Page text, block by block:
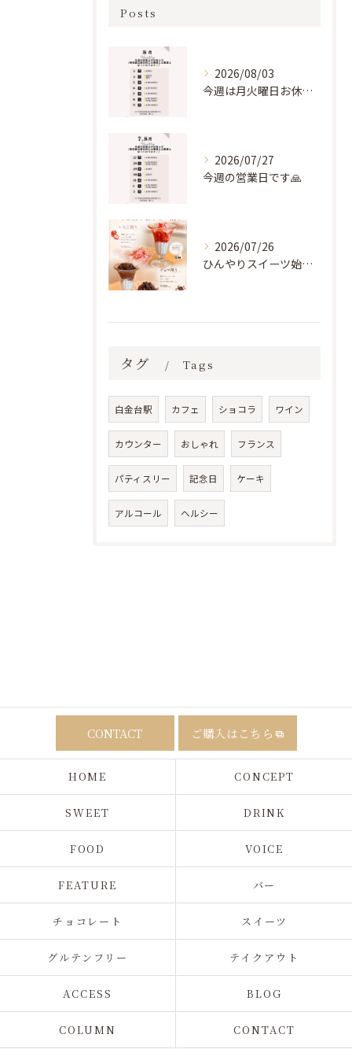
Posts
2026/08/03
今週は月火曜日お休みいただき、水木曜営業となります🥺🙏
2026/07/27
今週の営業日です🙏
2026/07/26
ひんやりスイーツ始まりました🍨
タグ Tags
白金台駅 カフェ ショコラ ワイン
カウンター おしゃれ フランス
パティスリー 記念日 ケーキ
アルコール ヘルシー
CONTACT ご購入はこちら
HOME CONCEPT
SWEET DRINK
FOOD VOICE
FEATURE バー
チョコレート スイーツ
グルテンフリー テイクアウト
ACCESS BLOG
COLUMN CONTACT